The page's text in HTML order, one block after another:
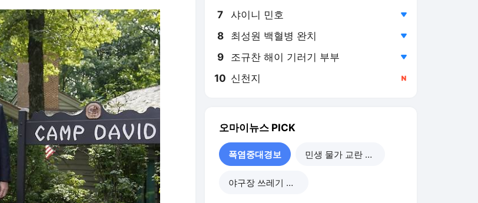
7 샤이니 민호
8 최성원 백혈병 완치
9 조규찬 해이 기러기 부부
10 신천지
오마이뉴스 PICK
폭염중대경보 민생 물가 교란 사건
야구장 쓰레기 리포트